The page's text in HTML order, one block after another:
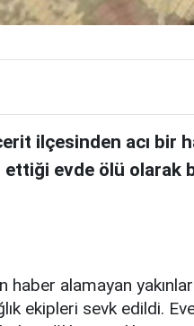
ilçesinden acı bir
ettiği evde ölü olarak
alamayan
ekipleri sevk edildi.